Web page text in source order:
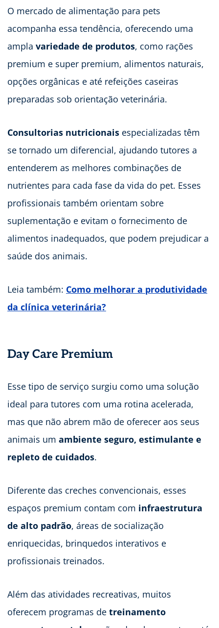
O mercado de alimentação para pets
acompanha essa tendência, oferecendo uma
ampla variedade de produtos, como rações
premium e super premium, alimentos naturais,
opções orgânicas e até refeições caseiras
preparadas sob orientação veterinária.
Consultorias nutricionais especializadas têm
se tornado um diferencial, ajudando tutores a
entenderem as melhores combinações de
nutrientes para cada fase da vida do pet. Esses
profissionais também orientam sobre
suplementação e evitam o fornecimento de
alimentos inadequados, que podem prejudicar a
saúde dos animais.
Leia também: Como melhorar a produtividade
da clínica veterinária?
Day Care Premium
Esse tipo de serviço surgiu como uma solução
ideal para tutores com uma rotina acelerada,
mas que não abrem mão de oferecer aos seus
animais um ambiente seguro, estimulante e
repleto de cuidados.
Diferente das creches convencionais, esses
espaços premium contam com infraestrutura
de alto padrão, áreas de socialização
enriquecidas, brinquedos interativos e
profissionais treinados.
Além das atividades recreativas, muitos
oferecem programas de treinamento